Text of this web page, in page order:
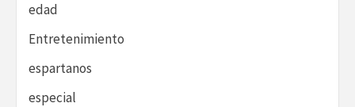
edad
Entretenimiento
espartanos
especial